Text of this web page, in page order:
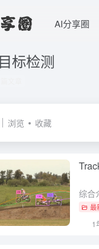
AI分享圈
标检测
浏览 收藏
最
1